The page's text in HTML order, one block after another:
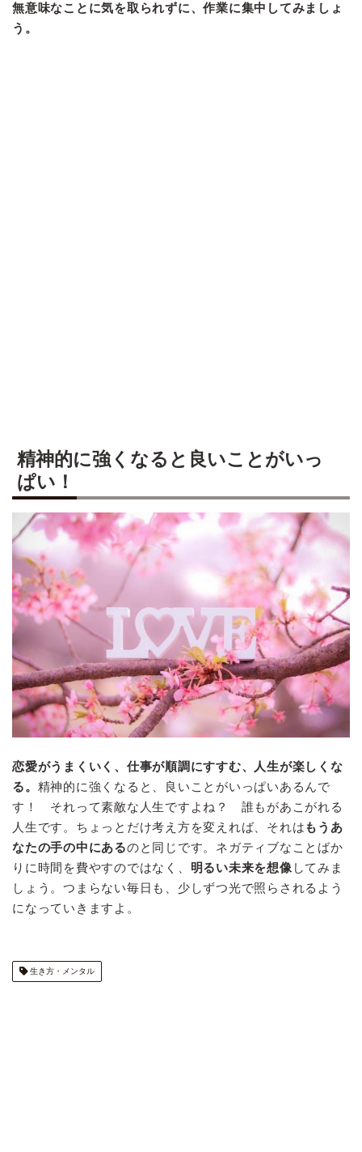
無意味なことに気を取られずに、作業に集中してみましょ
う。
精神的に強くなると良いことがいっ
ぱい！
恋愛がうまくいく、仕事が順調にすすむ、人生が楽しくな
る。 精神的に強くなると、良いことがいっぱいあるんで
す！ それって素敵な人生ですよね？ 誰もがあこがれる
人生です。ちょっとだけ考え方を変えれば、それはもうあ
なたの手の中にあるのと同じです。ネガティブなことばか
りに時間を費やすのではなく、 明るい未来を想像してみま
しょう。つまらない毎日も、少しずつ光で照らされるよう
になっていきますよ。
生き方・メンタル